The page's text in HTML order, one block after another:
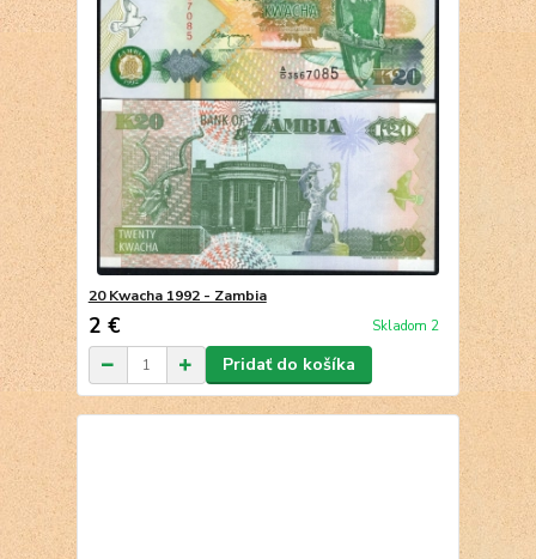
20 Kwacha 1992 - Zambia
2 € Skladom 2
Pridať do košíka